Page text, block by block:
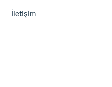
İletişim